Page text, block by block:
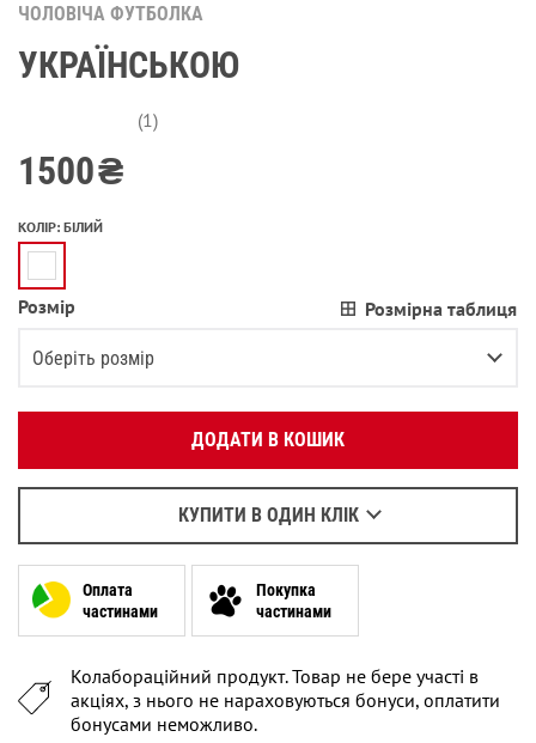
ЧОЛОВІЧА ФУТБОЛКА
УКРАЇНСЬКОЮ
(1)
1500₴
КОЛІР: БІЛИЙ
Розмір Розмірна таблиця
Оберіть розмір
XS
L
XL
XXL
XXXL
ДОДАТИ В КОШИК
КУПИТИ В ОДИН КЛІК
Вкажіть ваш номер телефону:
OK
Написати у WhatsApp
Оплата
частинами
Покупка
частинами
Колабораційний продукт. Товар не бере участі в
акціях, з нього не нараховуються бонуси, оплатити
бонусами неможливо.